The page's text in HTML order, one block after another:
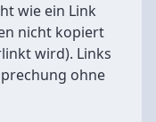
wie ein Link
nicht kopiert
wird). Links
ohne